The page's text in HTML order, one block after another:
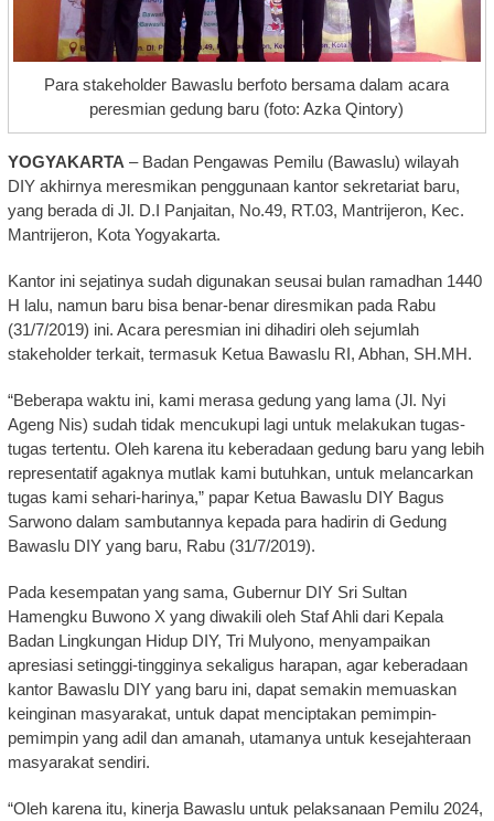
Para stakeholder Bawaslu berfoto bersama dalam acara
peresmian gedung baru (foto: Azka Qintory)
YOGYAKARTA – Badan Pengawas Pemilu (Bawaslu) wilayah
DIY akhirnya meresmikan penggunaan kantor sekretariat baru,
yang berada di Jl. D.I Panjaitan, No.49, RT.03, Mantrijeron, Kec.
Mantrijeron, Kota Yogyakarta.
Kantor ini sejatinya sudah digunakan seusai bulan ramadhan 1440
H lalu, namun baru bisa benar-benar diresmikan pada Rabu
(31/7/2019) ini. Acara peresmian ini dihadiri oleh sejumlah
stakeholder terkait, termasuk Ketua Bawaslu RI, Abhan, SH.MH.
“Beberapa waktu ini, kami merasa gedung yang lama (Jl. Nyi
Ageng Nis) sudah tidak mencukupi lagi untuk melakukan tugas-
tugas tertentu. Oleh karena itu keberadaan gedung baru yang lebih
representatif agaknya mutlak kami butuhkan, untuk melancarkan
tugas kami sehari-harinya,” papar Ketua Bawaslu DIY Bagus
Sarwono dalam sambutannya kepada para hadirin di Gedung
Bawaslu DIY yang baru, Rabu (31/7/2019).
Pada kesempatan yang sama, Gubernur DIY Sri Sultan
Hamengku Buwono X yang diwakili oleh Staf Ahli dari Kepala
Badan Lingkungan Hidup DIY, Tri Mulyono, menyampaikan
apresiasi setinggi-tingginya sekaligus harapan, agar keberadaan
kantor Bawaslu DIY yang baru ini, dapat semakin memuaskan
keinginan masyarakat, untuk dapat menciptakan pemimpin-
pemimpin yang adil dan amanah, utamanya untuk kesejahteraan
masyarakat sendiri.
“Oleh karena itu, kinerja Bawaslu untuk pelaksanaan Pemilu 2024,